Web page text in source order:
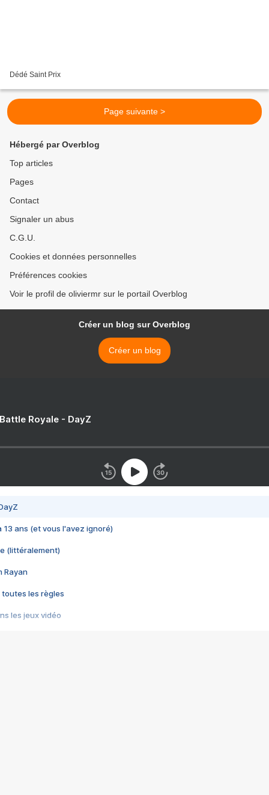
Dédé Saint Prix
Page suivante >
Hébergé par Overblog
Top articles
Pages
Contact
Signaler un abus
C.G.U.
Cookies et données personnelles
Préférences cookies
Voir le profil de oliviermr sur le portail Overblog
Créer un blog sur Overblog
Créer un blog
Royale - DayZ
13 ans (et vous l'avez ignoré)
(littéralement)
Rayan
toutes les règles
les jeux vidéo